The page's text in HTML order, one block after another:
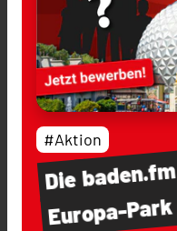
Diebaden.fm
Europa-Park
#Aktion